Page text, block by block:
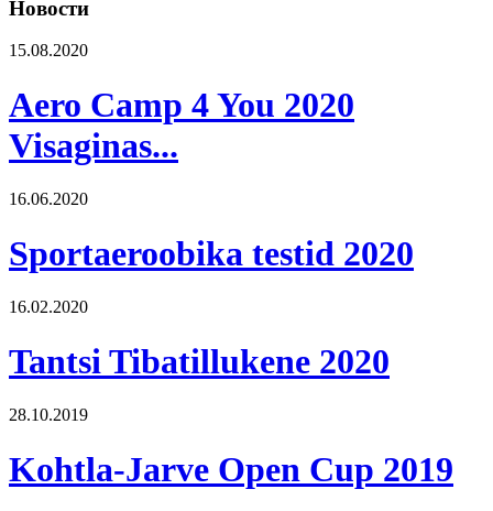
Новости
15.08.2020
Aero Camp 4 You 2020
Visaginas...
16.06.2020
Sportaeroobika testid 2020
16.02.2020
Tantsi Tibatillukene 2020
28.10.2019
Kohtla-Jarve Open Cup 2019